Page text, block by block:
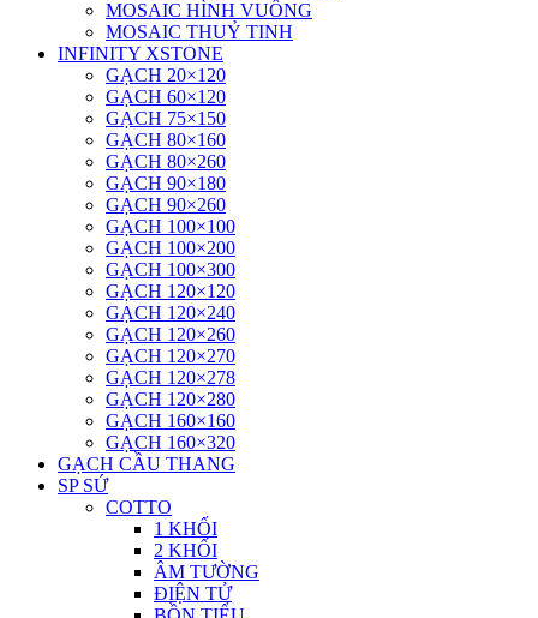
MOSAIC HÌNH VUÔNG
MOSAIC THUỶ TINH
INFINITY XSTONE
GẠCH 20×120
GẠCH 60×120
GẠCH 75×150
GẠCH 80×160
GẠCH 80×260
GẠCH 90×180
GẠCH 90×260
GẠCH 100×100
GẠCH 100×200
GẠCH 100×300
GẠCH 120×120
GẠCH 120×240
GẠCH 120×260
GẠCH 120×270
GẠCH 120×278
GẠCH 120×280
GẠCH 160×160
GẠCH 160×320
GẠCH CẦU THANG
SP SỨ
COTTO
1 KHỐI
2 KHỐI
ÂM TƯỜNG
ĐIỆN TỬ